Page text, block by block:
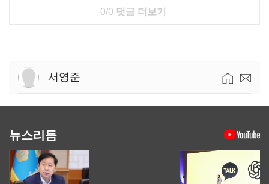
0/0 댓글 더보기
서영준
뉴스리듬